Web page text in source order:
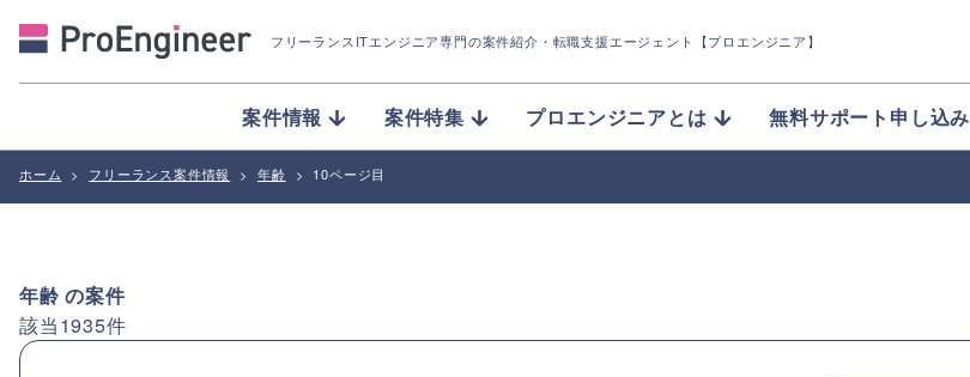
フリーランスITエンジニア専門の案件紹介 ・転職支援エージェント【プロエンジニア】
案件情報 案件特集 プロエンジニアとは 無料サポート申し込み
ホーム > フリーランス案件情報 > 年齢 > 10ページ目
年齢の案件
該当1935件